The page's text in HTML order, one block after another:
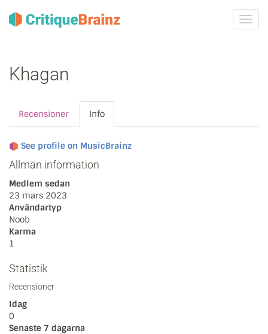
Växla
Khagan
Recensioner Info
See profile on MusicBrainz
Allmän information
Medlem sedan
23 mars 2023
Användartyp
Noob
Karma
1
Statistik
Recensioner
Idag
0
Senaste 7 dagarna